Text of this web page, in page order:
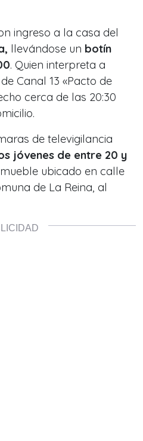
ingreso a la casa del
llevándose un botín
. Quien interpreta a
Canal 13 «Pacto de
cerca de las 20:30
de televigilancia
jóvenes de entre 20 y
ubicado en calle
de La Reina, al